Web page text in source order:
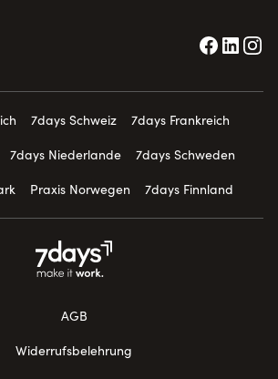
7days Schweiz
7days Frankreich
7days Niederlande
7days Schweden
Praxis Norwegen 7days Finnland
AGB
Widerrufsbelehrung